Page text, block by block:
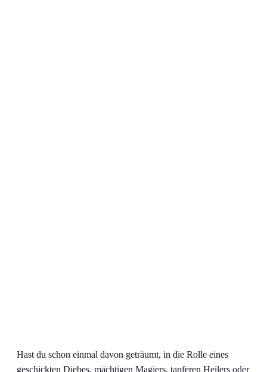
Hast du schon einmal davon geträumt, in die Rolle eines
geschickten Diebes, mächtigen Magiers, tapferen Heilers oder